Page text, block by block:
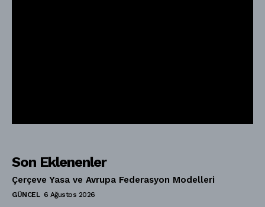
Son Eklenenler
Çerçeve Yasa ve Avrupa Federasyon Modelleri
GÜNCEL 6 Ağustos 2026